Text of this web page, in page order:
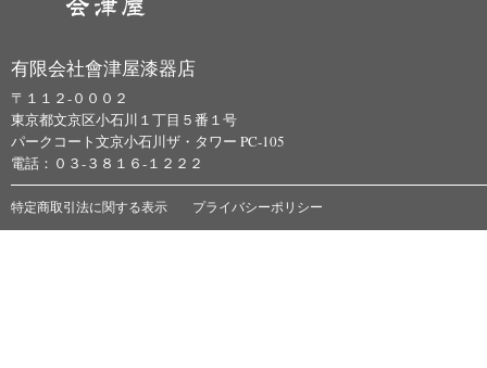
有限会社會津屋漆器店
〒１１２-０００２
東京都文京区小石川１丁目５番１号
パークコート文京小石川ザ・タワー PC-105
電話：０３-３８１６-１２２２
特定商取引法に関する表示 プライバシーポリシー